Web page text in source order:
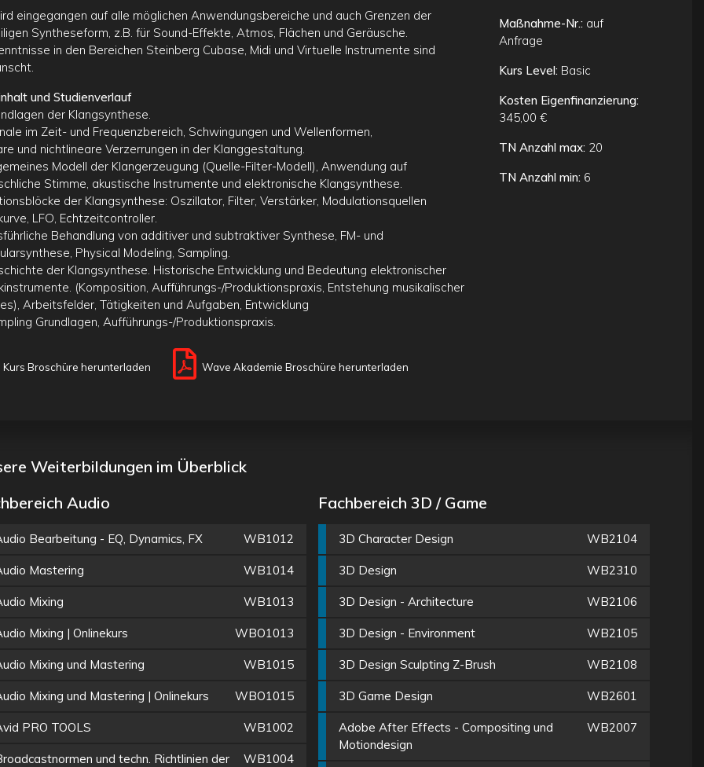
eingegangen auf alle möglichen Anwendungsbereiche und auch Grenzen der
Syntheseform, z.B. für Sound-Effekte, Atmos, Flächen und Geräusche.
in den Bereichen Steinberg Cubase, Midi und Virtuelle Instrumente sind
und Studienverlauf
der Klangsynthese.
im Zeit- und Frequenzbereich, Schwingungen und Wellenformen,
und nichtlineare Verzerrungen in der Klanggestaltung.
Modell der Klangerzeugung (Quelle-Filter-Modell), Anwendung auf
Stimme, akustische Instrumente und elektronische Klangsynthese.
der Klangsynthese: Oszillator, Filter, Verstärker, Modulationsquellen
LFO, Echtzeitcontroller.
Behandlung von additiver und subtraktiver Synthese, FM- und
Physical Modeling, Sampling.
der Klangsynthese. Historische Entwicklung und Bedeutung elektronischer
(Komposition, Aufführungs-/Produktionspraxis, Entstehung musikalischer
Arbeitsfelder, Tätigkeiten und Aufgaben, Entwicklung
Grundlagen, Aufführungs-/Produktionspraxis.
Kurs Broschüre herunterladen Wave Akademie Broschüre herunterladen
Maßnahme-Nr.: auf
Anfrage
Kurs Level: Basic
Kosten Eigenfinanzierung:
345,00 €
TN Anzahl max: 20
TN Anzahl min: 6
Weiterbildungen im Überblick
Audio
Bearbeitung - EQ, Dynamics, FX WB1012
Mastering WB1014
Mixing WB1013
Mixing | Onlinekurs WBO1013
Mixing und Mastering WB1015
Mixing und Mastering | Onlinekurs WBO1015
PRO TOOLS WB1002
und techn. Richtlinien der
WB1004
Fachbereich 3D / Game
3D Character Design WB2104
3D Design WB2310
3D Design - Architecture WB2106
3D Design - Environment WB2105
3D Design Sculpting Z-Brush WB2108
3D Game Design WB2601
Adobe After Effects - Compositing und
Motiondesign
WB2007